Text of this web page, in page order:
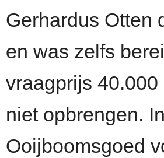
Gerhardus Otten
en was zelfs
vraagprijs
niet opbrengen.
Ooijboomsgoed